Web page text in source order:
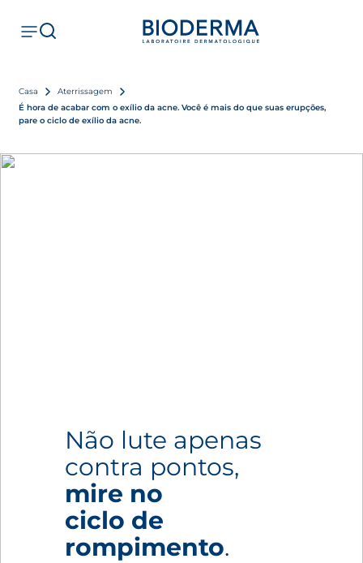
Casa
Aterrissagem
É hora de acabar com o exílio da acne. Você é mais do que suas erupções,
pare o ciclo de exílio da acne.
Não lute apenas
contra pontos,
mire no
ciclo de
rompimento.